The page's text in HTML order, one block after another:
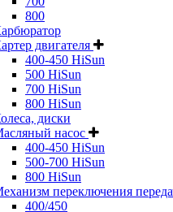
800
двигателя
400-450 HiSun
500 HiSun
700 HiSun
800 HiSun
диски
насос
400-450 HiSun
500-700 HiSun
800 HiSun
переключения
400/450